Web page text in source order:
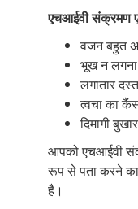
एचआईवी संक्रमण
वजन बहुत
भूख न लगना
लगातार दस्त
त्वचा का
दिमागी
आपको एचआईवी
रूप से पता करने
है।